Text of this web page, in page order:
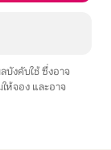
บังคับใช้ ซึ่งอาจ
ห้จอง และอาจ